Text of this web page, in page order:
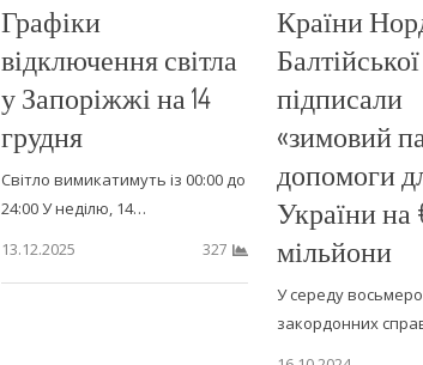
Графіки
відключення світла
у Запоріжжі на 14
грудня
Світло вимикатимуть із 00:00 до
24:00 У неділю, 14…
13.12.2025
327
Країни
підписали
«зимовий
допомоги
України на
мільйони
У середу восьмеро
закордонних